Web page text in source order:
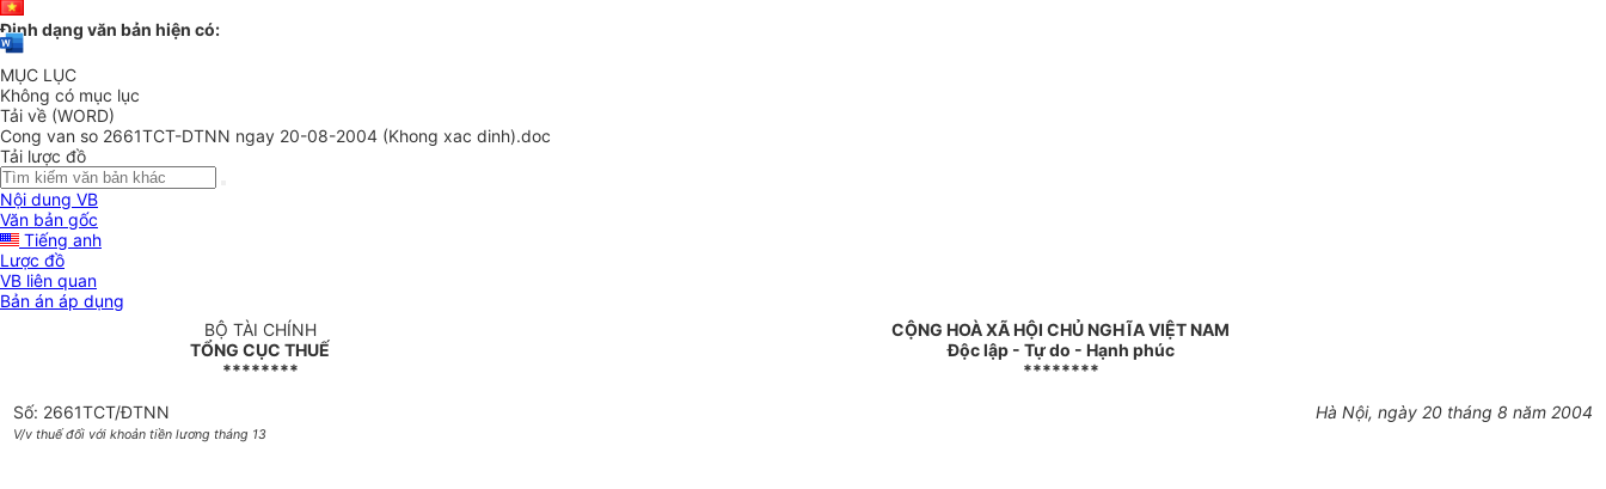
Định dạng văn bản hiện có:
MỤC LỤC
Không có mục lục
Tải về (WORD)
Cong van so 2661TCT-DTNN ngay 20-08-2004 (Khong xac dinh).doc
Tải lược đồ
Nội dung VB
Văn bản gốc
Tiếng anh
Lược đồ
VB liên quan
Bản án áp dụng
BỘ TÀI CHÍNH
TỔNG CỤC THUẾ
********
CỘNG HOÀ XÃ HỘI CHỦ NGHĨA VIỆT NAM
Độc lập - Tự do - Hạnh phúc
********
Số: 2661TCT/ĐTNN
V/v thuế đối với khoản tiền lương tháng 13
Hà Nội, ngày 20 tháng 8 năm 2004